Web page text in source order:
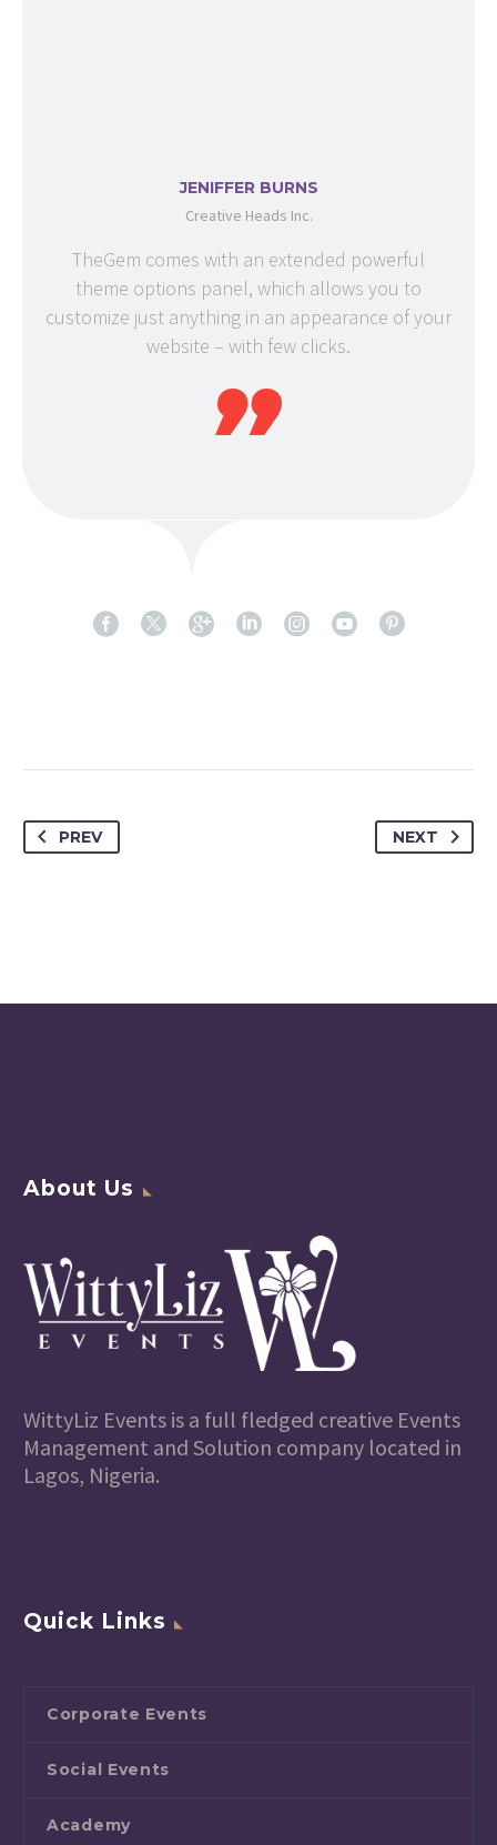
JENIFFER BURNS
Creative Heads Inc.
TheGem comes with an extended powerful
theme options panel, which allows you to
customize just anything in an appearance of your
website – with few clicks.
PREV NEXT
About Us
WittyLiz Events is a full fledged creative Events
Management and Solution company located in
Lagos, Nigeria.
Quick Links
Corporate Events
Social Events
Academy